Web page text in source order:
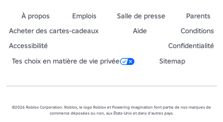
À propos Emplois Salle de presse
Parents
Acheter des cartes-cadeaux
Aide
Conditions
Accessibilité
Confidentialité
Tes choix en matière de vie privée
Sitemap
©2026 Roblox Corporation. Roblox, le logo Roblox et Powering Imagination font partie de nos marques de
commerce déposées ou non, aux États-Unis et dans d'autres pays.